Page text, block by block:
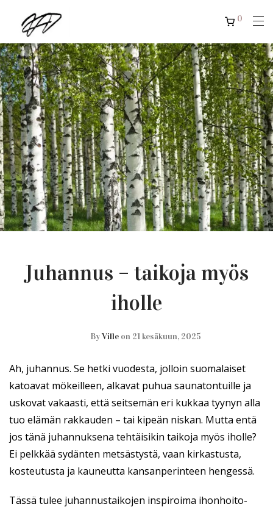
0
Juhannus – taikoja myös
iholle
ByVille on 21 kesäkuun, 2025
Ah, juhannus. Se hetki vuodesta, jolloin suomalaiset
katoavat mökeilleen, alkavat puhua saunatontuille ja
uskovat vakaasti, että seitsemän eri kukkaa tyynyn alla
tuo elämän rakkauden – tai kipeän niskan. Mutta entä
jos tänä juhannuksena tehtäisikin taikoja myös iholle?
Ei pelkkää sydänten metsästystä, vaan kirkastusta,
kosteutusta ja kauneutta kansanperinteen hengessä.
Tässä tulee juhannustaikojen inspiroima ihonhoito-